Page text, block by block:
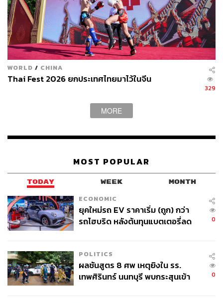
แบบนี้แปลว่าการเอาชนะมาหลายครั้งติดต่อกัน ไม่ได้
ทำให้คุณรู้สึกกดดันหรือเปล่า?
กดดันสิคะ กดดันมากเลย ถ้าพูดถึง UFC พูดถึงการโปรโมต
ระหว่างสัปดาห์ที่เราต้องสู้นี่มีความกดดันสูงมากค่ะ เพราะ
ว่านอกจากการฝึกซ้อมเราก็ต้องให้สัมภาษณ์กับสื่อ คือเราไม่
ได้เก็บพลังงานไว้กับตัวเราเอง แต่เหมือนต้องแชร์ออกไปด้วย
รู้วิธีที่จะควบคุม ก็จะกลายเป็นประโยชน์สำหรับคุณค่ะ ไม่ใช่
ง่ายมากเลยค่ะ ฉันคิดว่าประสบการณ์ของฉันช่วยได้เยอะเลย
มันเหมือนกับเราเอาตัวเองไปอยู่ในบับเบิล ไม่ปล่อยให้อะไร
หลุดรอดเข้ามา เหมือนบับเบิลเป็นเกราะป้องกัน คือไม่สำคัญ
ว่าคุณทำอะไร แต่คุณต้องไม่เปิดมันมากนะ อารมณ์เหมือน
พยายามเก็บพลังงานเอาไว้ในตัว จะยิ้ม จะหัวเราะ หรือจะพูด
พลังงานแง่ลบหลุดรอดเข้ามา
WORLD / CHINA
Thai Fest 2026 ยกประเทศไทยมาไว้ในจีน
329
MORE
MOST POPULAR
TODAY WEEK MONTH
ECONOMIC
ยุคใหม่รถ EV ราคาเริ่ม (ถูก) กว่า
รถไฮบริด หลังต้นทุนแบตเตอรี่ลด
0
POLITICS
ผลชันสูตร 8 ศพ เหตุยิงใน รร.
เทพศิรินทร์ นนทบุรี พบกระสุนเข้า
0